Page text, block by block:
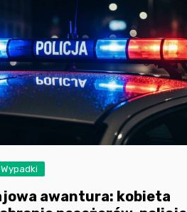
Wypadki
awantura: kobieta